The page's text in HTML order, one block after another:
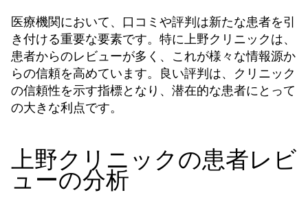
医療機関において、口コミや評判は新たな患者を引
き付ける重要な要素です。特に上野クリニックは、
患者からのレビューが多く、これが様々な情報源か
らの信頼を高めています。良い評判は、クリニック
の信頼性を示す指標となり、潜在的な患者にとって
の大きな利点です。
上野クリニックの患者レビ
ューの分析